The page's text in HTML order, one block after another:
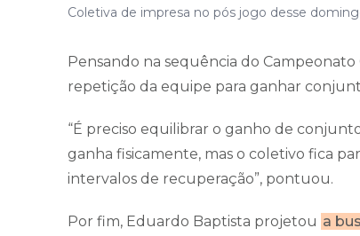
Coletiva de impresa no pós jogo desse
Pensando na sequência do
repetição da equipe para ganhar
“É preciso equilibrar o ganho de
ganha fisicamente, mas o coletivo fica
intervalos de recuperação”, pontuou.
Por fim, Eduardo Baptista projetou a